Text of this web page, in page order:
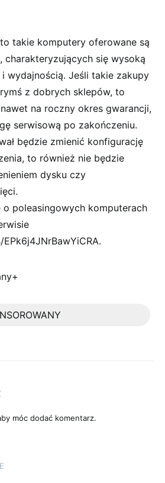
takie komputery oferowane są
charakteryzujących się wysoką
wydajnością. Jeśli takie zakupy
z dobrych sklepów, to
na roczny okres gwarancji,
serwisową po zakończeniu.
będzie zmienić konfigurację
to również nie będzie
dysku czy
o poleasingowych komputerach
móc dodać komentarz.